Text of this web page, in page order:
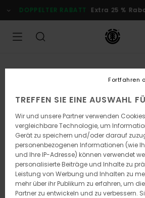
zur
Produktinformation
DOPPELTER RABATT Extra 25 %
TREFFEN SIE EINE AUSWAHL
Wir und unsere Partner verwenden
vergleichbare Technologie, um
Gerät zu speichern und/oder darauf
personenbezogenen Informationen (wie
und Ihre IP-Adresse) können verwendet
personalisierte Beiträge und Inhalte zu
Leistung von Werbung und Inhalten zu
mehr über ihr Publikum zu erfahren, um
Partner zu entwickeln und zu verbessern.
Fortfahren